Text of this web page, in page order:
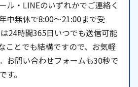
ル・LINEのいずれかでご連絡く
中無休で8:00〜21:00まで受
24時間365日いつでも送信可能
ことでも結構ですので、お気軽
お問い合わせフォームも30秒で
。